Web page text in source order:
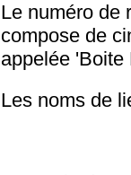
Le numéro de
compose de
appelée 'Boite
Les noms de